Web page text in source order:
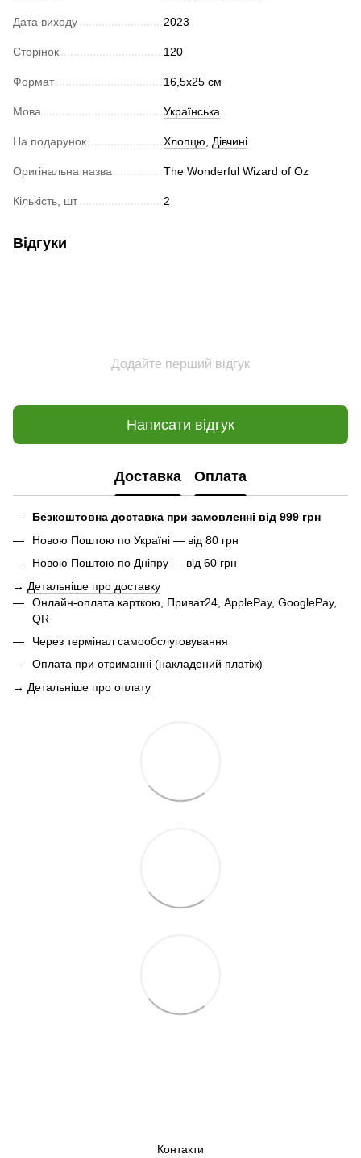
Дата виходу 2023
Сторінок 120
Формат 16,5х25 см
Мова Українська
На подарунок Хлопцю, Дівчині
Оригінальна назва The Wonderful Wizard of Oz
Кількість, шт 2
Відгуки
Додайте перший відгук
Написати відгук
Доставка Оплата
Безкоштовна доставка при замовленні від 999 грн
Новою Поштою по Україні — від 80 грн
Новою Поштою по Дніпру — від 60 грн
→ Детальніше про доставку
Онлайн-оплата карткою, Приват24, ApplePay, GooglePay,
QR
Через термінал самообслуговування
Оплата при отриманні (накладений платіж)
→ Детальніше про оплату
Контакти